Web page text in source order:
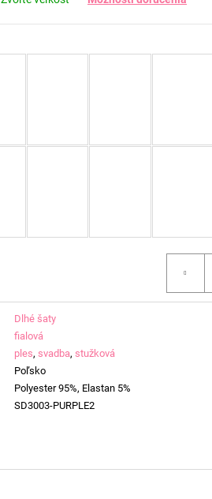
Dlhé šaty
fialová
ples, svadba, stužková
Poľsko
Polyester 95%, Elastan 5%
SD3003-PURPLE2